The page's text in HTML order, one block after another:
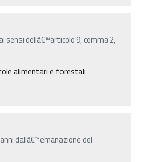
dellâ€™articolo 9, comma 2,
alimentari e forestali
dallâ€™emanazione del